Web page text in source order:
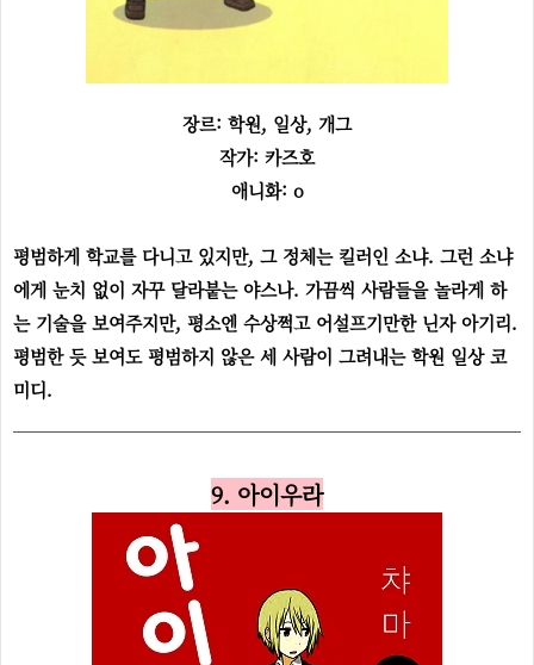
장르: 학원, 일상, 개그
작가: 카즈호
애니화: o
평범하게 학교를 다니고 있지만, 그 정체는 킬러인 소냐. 그런 소냐
에게 눈치 없이 자꾸 달라붙는 야스나. 가끔씩 사람들을 놀라게 하
는 기술을 보여주지만, 평소엔 수상쩍고 어설프기만한 닌자 아기리.
평범한 듯 보여도 평범하지 않은 세 사람이 그려내는 학원 일상 코
미디.
9. 아이우라